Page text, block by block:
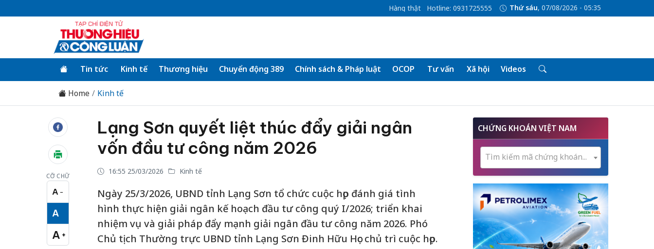
Hàng thật Hotline: 0931725555 Thứ sáu, 07/08/2026 - 05:35
Tin tức Kinh tế Thương hiệu Chuyển động 389 Chính sách & Pháp luật OCOP Tư vấn Xã hội Videos
Home Kinh tế
CỠ CHỮ
A −
Cỡ chữ nhỏ
A
Cỡ chữ vừa
A +
Cỡ chữ lớn
Lạng Sơn quyết liệt thúc đẩy giải ngân
vốn đầu tư công năm 2026
16:55 25/03/2026 Kinh tế
Ngày 25/3/2026, UBND tỉnh Lạng Sơn tổ chức cuộc họp đánh giá tình
hình thực hiện giải ngân kế hoạch đầu tư công quý I/2026; triển khai
nhiệm vụ và giải pháp đẩy mạnh giải ngân đầu tư công năm 2026. Phó
Chủ tịch Thường trực UBND tỉnh Lạng Sơn Đinh Hữu Học chủ trì cuộc họp.
CHỨNG KHOÁN VIỆT NAM
Tìm kiếm mã chứng khoán...